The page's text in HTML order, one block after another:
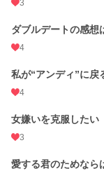
3
ダブルデートの感想
4
私が“アンディ”に戻
4
女嫌いを克服した
3
愛する君のためな